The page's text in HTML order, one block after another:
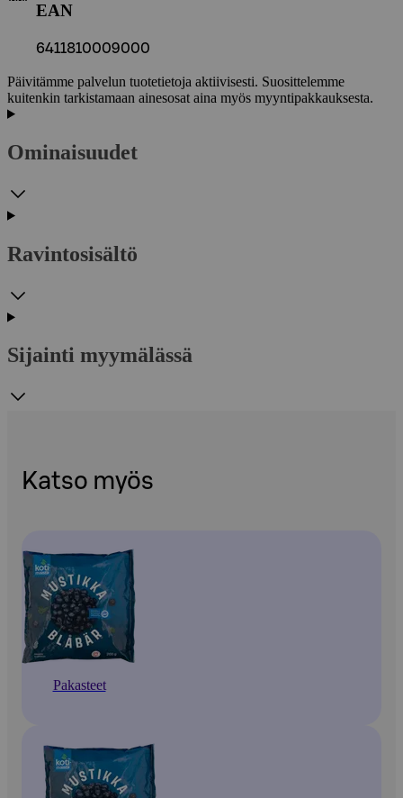
EAN
6411810009000
Päivitämme palvelun tuotetietoja aktiivisesti. Suosittelemme
kuitenkin tarkistamaan ainesosat aina myös myyntipakkauksesta.
Ominaisuudet
Ravintosisältö
Sijainti myymälässä
Katso myös
Pakasteet